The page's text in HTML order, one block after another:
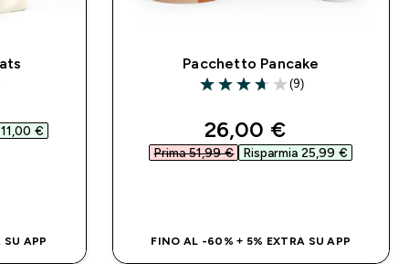
price
€‎
APP
Pacchetto Pancake
3.67 out of 5 stars
(9)
discounted price
26,00 €‎
Prima 51,99 €‎ Risparmia 25,99 €‎
FINO AL -60% + 5% EXTRA SU APP